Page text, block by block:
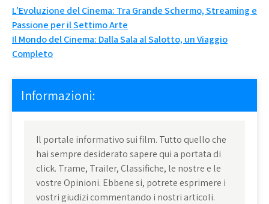
Navigazione
articoli
L’Evoluzione del Cinema: Tra Grande Schermo, Streaming e
Passione per il Settimo Arte
Il Mondo del Cinema: Dalla Sala al Salotto, un Viaggio
Completo
Informazioni:
Il portale informativo sui film. Tutto quello che
hai sempre desiderato sapere qui a portata di
click. Trame, Trailer, Classifiche, le nostre e le
vostre Opinioni. Ebbene si, potrete esprimere i
vostri giudizi commentando i nostri articoli.